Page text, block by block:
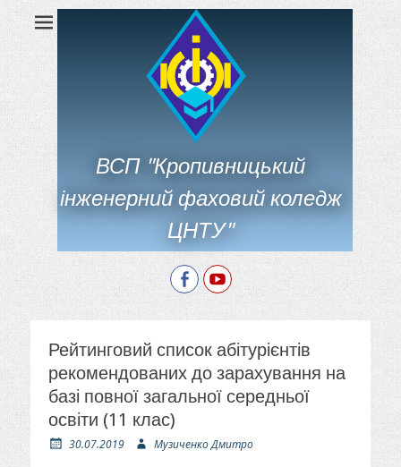
ВСП "Кропивницький
інженерний фаховий коледж
ЦНТУ"
FacebookYouTube
Рейтинговий список абітурієнтів
рекомендованих до зарахування на
базі повної загальної середньої
освіти (11 клас)
О
30.07.2019
А
Музиченко Дмитро